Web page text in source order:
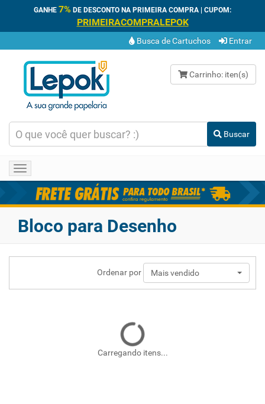
GANHE 7% DE DESCONTO NA PRIMEIRA COMPRA | CUPOM:
PRIMEIRACOMPRALEPOK
Busca de Cartuchos Entrar
Carrinho: iten(s)
Buscar
Toggle
navigation
Bloco para Desenho
Ordenar por Mais vendido
Carregando itens...